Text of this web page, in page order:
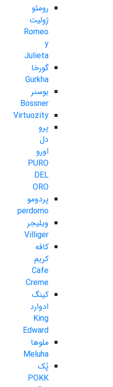
رومئو
ژولیت
Romeo
y
Julieta
گورخا
Gurkha
بوسنر
Bossner
Virtuozity
پرو
دل
اورو
PURO
DEL
ORO
پردومو
perdomo
ویلیجر
Villiger
کافه
کریم
Cafe
Creme
کینگ
ادوارد
King
Edward
ملوها
Meluha
پُک
POKK